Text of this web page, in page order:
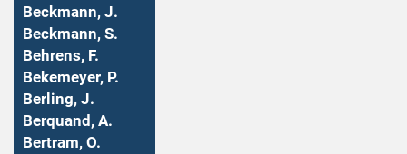
Beckmann, J.
Beckmann, S.
Behrens, F.
Bekemeyer, P.
Berling, J.
Berquand, A.
Bertram, O.